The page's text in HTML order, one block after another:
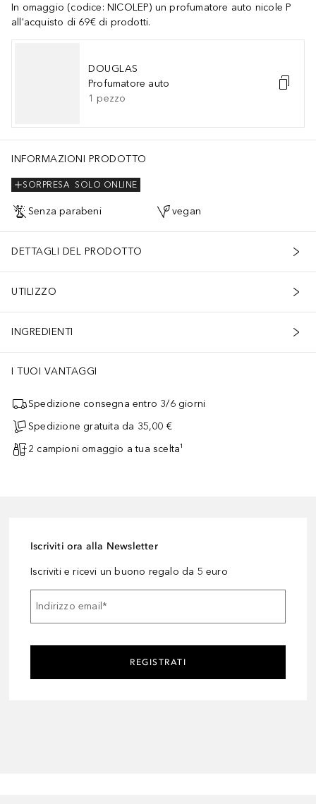
In omaggio (codice: NICOLEP) un profumatore auto nicole P
all'acquisto di 69€ di prodotti.
DOUGLAS
Profumatore auto
1 pezzo
INFORMAZIONI PRODOTTO
SOLO ONLINE
SORPRESA
Senza parabeni vegan
DETTAGLI DEL PRODOTTO
UTILIZZO
INGREDIENTI
I TUOI VANTAGGI
Spedizione consegna entro 3/6 giorni
Spedizione gratuita da 35,00 €
2 campioni omaggio a tua scelta¹
Iscriviti ora alla Newsletter
Iscriviti e ricevi un buono regalo da 5 euro
Indirizzo email*
REGISTRATI